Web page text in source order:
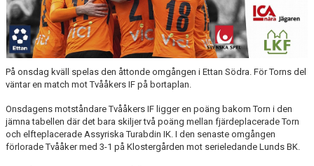
På onsdag kväll spelas den åttonde omgången i Ettan Södra. För Torns del
väntar en match mot Tvååkers IF på bortaplan.
Onsdagens motståndare Tvååkers IF ligger en poäng bakom Torn i den
jämna tabellen där det bara skiljer två poäng mellan fjärdeplacerade Torn
och elfteplacerade Assyriska Turabdin IK. I den senaste omgången
förlorade Tvååker med 3-1 på Klostergården mot serieledande Lunds BK.